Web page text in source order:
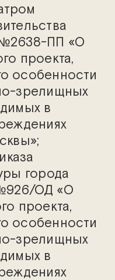
№26З8-ПП «О
проекта,
особенности
зрелищных
в
города
№926/ОД «О
проекта,
особенности
зрелищных
в